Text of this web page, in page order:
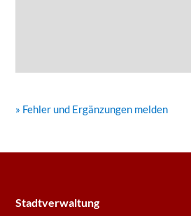
» Fehler und Ergänzungen melden
Stadtverwaltung